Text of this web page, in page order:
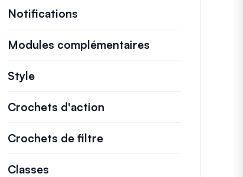
Notifications
Modules complémentaires
Style
Crochets d'action
Crochets de filtre
Classes